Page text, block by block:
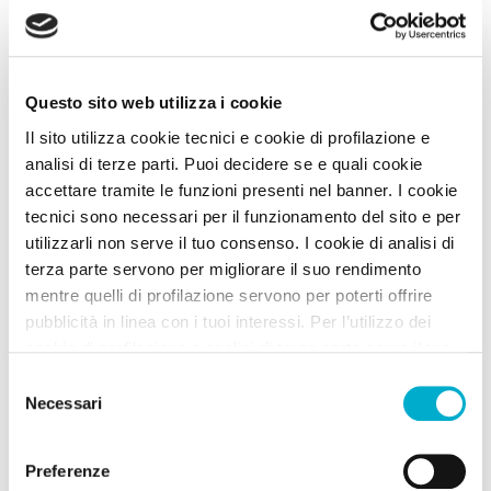
Questo sito web utilizza i cookie
Il sito utilizza cookie tecnici e cookie di profilazione e
analisi di terze parti. Puoi decidere se e quali cookie
accettare tramite le funzioni presenti nel banner. I cookie
tecnici sono necessari per il funzionamento del sito e per
utilizzarli non serve il tuo consenso. I cookie di analisi di
terza parte servono per migliorare il suo rendimento
mentre quelli di profilazione servono per poterti offrire
pubblicità in linea con i tuoi interessi. Per l’utilizzo dei
senza accettare” verranno installati solo i cookie tecnici.
Cliccando il pulsante “Accetta tutto” acconsenti all’utilizzo
di tutti i cookie. Cliccando il pulsante “mostra dettagli”
troverai le varie categorie di cookie e potrai accettare o
delNecessari
Preferenze
3 Idee Viaggio A DOG
2 Itinerari A DOG
3 Ristoranti Animali Ammessi
14 Tutte le Strutture
Puoi affinare i risultati usando i filtri